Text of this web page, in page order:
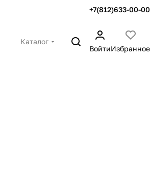
+7(812)633-00-00
Каталог
ВойтиИзбранное